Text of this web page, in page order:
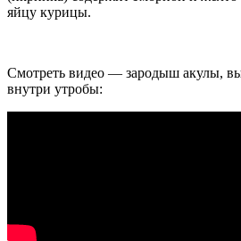
яйцу курицы.
Смотреть видео — зародыш акулы,
внутри утробы: